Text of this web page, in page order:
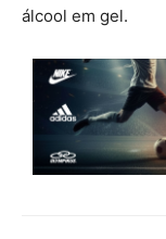
álcool em gel.